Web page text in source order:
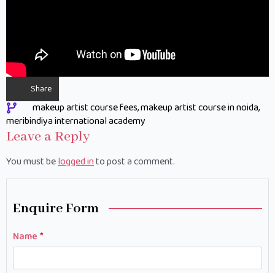
Share
makeup artist course fees makeup artist course in noida
meribindiya international academy
Leave a Reply
You must belogged into post a comment.
Enquire Form
Name *